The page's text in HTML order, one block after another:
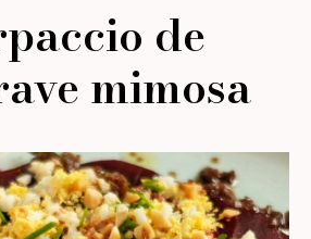
de
mimosa